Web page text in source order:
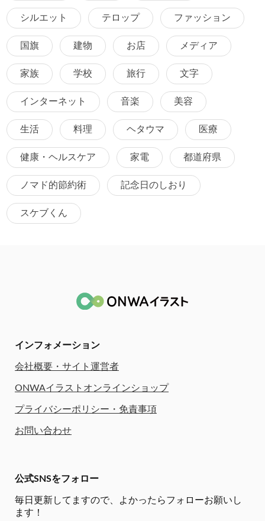
シルエット テロップ ファッション
国旗 建物 お店 メディア
家族 学校 旅行 文字
インターネット 音楽 美容
生活 料理 ヘタウマ 医療
健康・ヘルスケア 家電 都道府県
ノマド的節約術 記念日のしおり
スケブくん
インフォメーション
会社概要・サイト運営者
ONWAイラストオンラインショップ
プライバシーポリシー・免責事項
お問い合わせ
公式SNSをフォロー
毎日更新してますので、
よかったらフォローお願いし
ます！